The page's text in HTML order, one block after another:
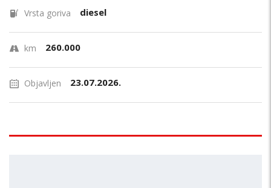
Vrsta goriva diesel
km 260.000
Objavljen 23.07.2026.